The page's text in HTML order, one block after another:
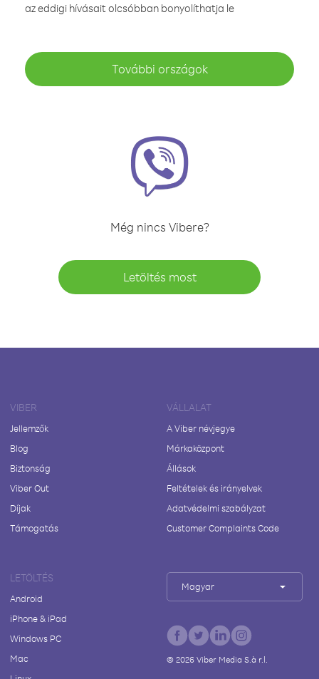
az eddigi hívásait olcsóbban bonyolíthatja le
További országok
Még nincs Vibere?
Letöltés most
VIBER
Jellemzők
Blog
Biztonság
Viber Out
Díjak
Támogatás
VÁLLALAT
A Viber névjegye
Márkaközpont
Állások
Feltételek és irányelvek
Adatvédelmi szabályzat
Customer Complaints Code
LETÖLTÉS
Android
iPhone & iPad
Windows PC
Mac
Magyar
© 2026Viber Media S.à r.l.